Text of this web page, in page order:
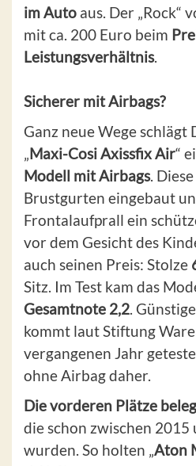
im Auto aus. Der „Rock“
mit ca. 200 Euro beim
Leistungsverhältnis.
Sicherer mit Airbags?
Ganz neue Wege schlägt
„Maxi-Cosi Axissfix Air“
Modell mit Airbags.
Brustgurten eingebaut
Frontalaufprall ein
vor dem Gesicht des
auch seinen Preis: Stolze
Sitz. Im Test kam das
Gesamtnote 2,2.
kommt laut Stiftung
vergangenen Jahr
ohne Airbag daher.
Die vorderen Plätze
die schon zwischen
wurden. So holten „Aton